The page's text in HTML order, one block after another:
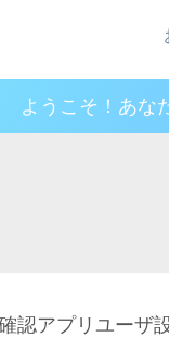
ようこそ！あな
認アプリユーザ